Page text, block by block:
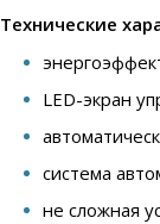
Технические
LED-экран
система
не сложная